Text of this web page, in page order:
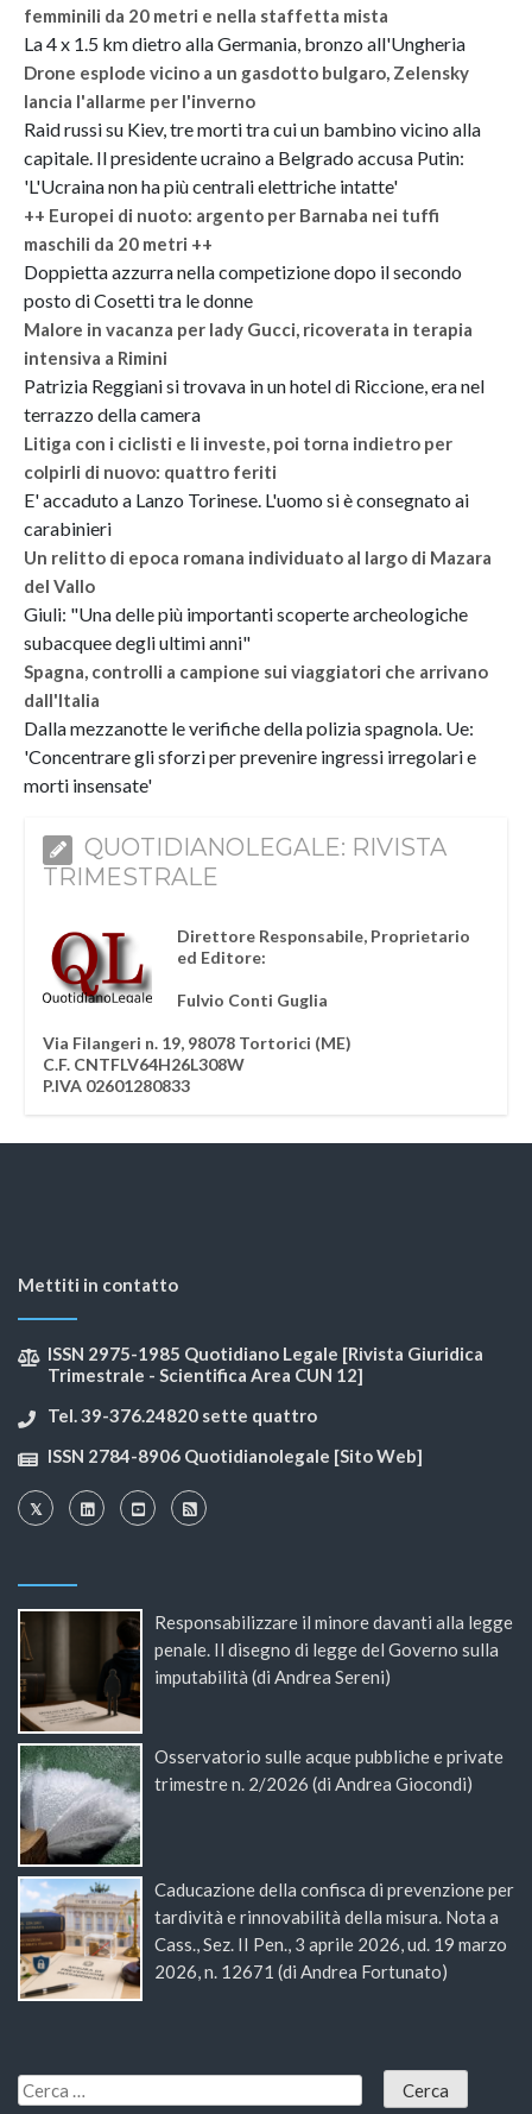
femminili da 20 metri e nella staffetta mista
La 4 x 1.5 km dietro alla Germania, bronzo all'Ungheria
Drone esplode vicino a un gasdotto bulgaro, Zelensky
lancia l'allarme per l'inverno
Raid russi su Kiev, tre morti tra cui un bambino vicino alla
capitale. Il presidente ucraino a Belgrado accusa Putin:
'L'Ucraina non ha più centrali elettriche intatte'
++ Europei di nuoto: argento per Barnaba nei tuffi
maschili da 20 metri ++
Doppietta azzurra nella competizione dopo il secondo
posto di Cosetti tra le donne
Malore in vacanza per lady Gucci, ricoverata in terapia
intensiva a Rimini
Patrizia Reggiani si trovava in un hotel di Riccione, era nel
terrazzo della camera
Litiga con i ciclisti e li investe, poi torna indietro per
colpirli di nuovo: quattro feriti
E' accaduto a Lanzo Torinese. L'uomo si è consegnato ai
carabinieri
Un relitto di epoca romana individuato al largo di Mazara
del Vallo
Giuli: "Una delle più importanti scoperte archeologiche
subacquee degli ultimi anni"
Spagna, controlli a campione sui viaggiatori che arrivano
dall'Italia
Dalla mezzanotte le verifiche della polizia spagnola. Ue:
'Concentrare gli sforzi per prevenire ingressi irregolari e
morti insensate'
QUOTIDIANOLEGALE: RIVISTA
TRIMESTRALE
Direttore Responsabile, Proprietario
ed Editore:
Fulvio Conti Guglia
Via Filangeri n. 19, 98078 Tortorici (ME)
C.F. CNTFLV64H26L308W
P.IVA 02601280833
Mettiti in contatto
ISSN 2975-1985 Quotidiano Legale [Rivista Giuridica
Trimestrale - Scientifica Area CUN 12]
Tel. 39-376.24820 sette quattro
ISSN 2784-8906 Quotidianolegale [Sito Web]
Responsabilizzare il minore davanti alla legge
penale. Il disegno di legge del Governo sulla
imputabilità (di Andrea Sereni)
Osservatorio sulle acque pubbliche e private
trimestre n. 2/2026 (di Andrea Giocondi)
Caducazione della confisca di prevenzione per
tardività e rinnovabilità della misura. Nota a
Cass., Sez. II Pen., 3 aprile 2026, ud. 19 marzo
2026, n. 12671 (di Andrea Fortunato)